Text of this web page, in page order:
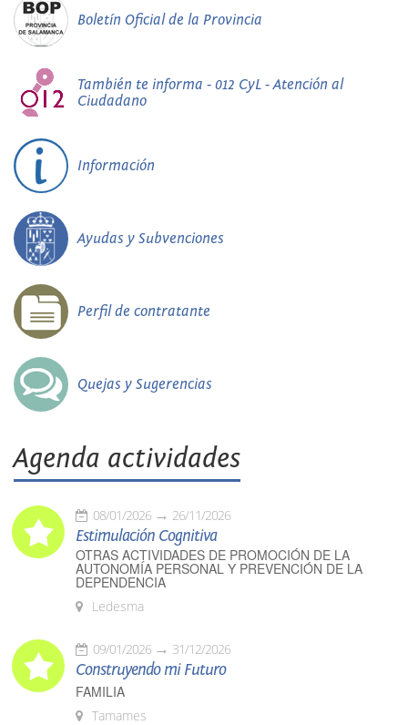
Boletín Oficial de la Provincia
También te informa - 012 CyL - Atención al
Ciudadano
Información
Ayudas y Subvenciones
Perfil de contratante
Quejas y Sugerencias
Agenda actividades
08/01/2026 26/11/2026
Estimulación Cognitiva
OTRAS ACTIVIDADES DE PROMOCIÓN DE LA
AUTONOMÍA PERSONAL Y PREVENCIÓN DE LA
DEPENDENCIA
Ledesma
09/01/2026 31/12/2026
Construyendo mi Futuro
FAMILIA
Tamames